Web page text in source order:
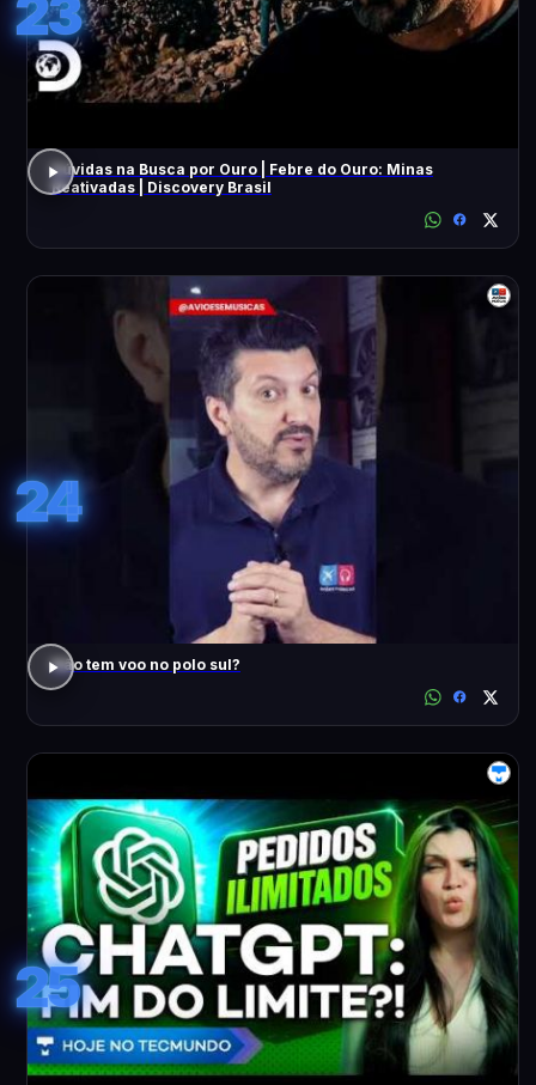
23
Dúvidas na Busca por Ouro | Febre do Ouro: Minas
Reativadas | Discovery Brasil
24
Não tem voo no polo sul?
25